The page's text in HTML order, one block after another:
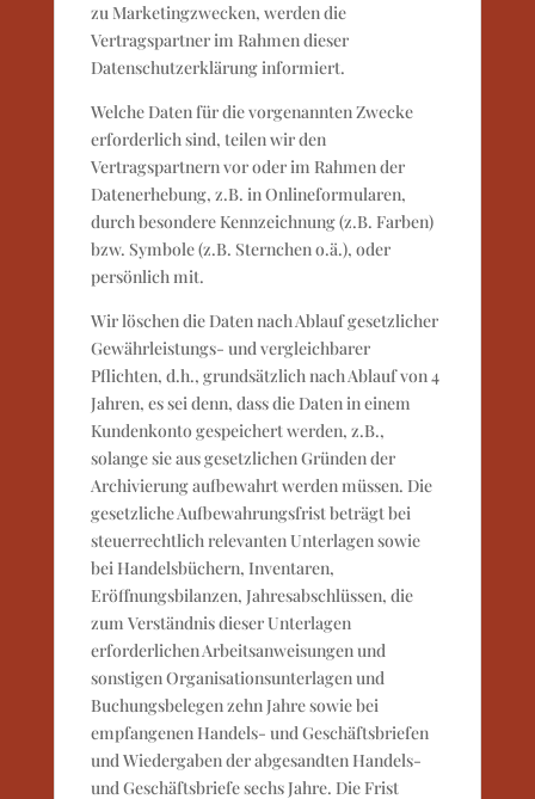
zu Marketingzwecken, werden die
Vertragspartner im Rahmen dieser
Datenschutzerklärung informiert.
Welche Daten für die vorgenannten Zwecke
erforderlich sind, teilen wir den
Vertragspartnern vor oder im Rahmen der
Datenerhebung, z.B. in Onlineformularen,
durch besondere Kennzeichnung (z.B. Farben)
bzw. Symbole (z.B. Sternchen o.ä.), oder
persönlich mit.
Wir löschen die Daten nach Ablauf gesetzlicher
Gewährleistungs- und vergleichbarer
Pflichten, d.h., grundsätzlich nach Ablauf von 4
Jahren, es sei denn, dass die Daten in einem
Kundenkonto gespeichert werden, z.B.,
solange sie aus gesetzlichen Gründen der
Archivierung aufbewahrt werden müssen. Die
gesetzliche Aufbewahrungsfrist beträgt bei
steuerrechtlich relevanten Unterlagen sowie
bei Handelsbüchern, Inventaren,
Eröffnungsbilanzen, Jahresabschlüssen, die
zum Verständnis dieser Unterlagen
erforderlichen Arbeitsanweisungen und
sonstigen Organisationsunterlagen und
Buchungsbelegen zehn Jahre sowie bei
empfangenen Handels- und Geschäftsbriefen
und Wiedergaben der abgesandten Handels-
und Geschäftsbriefe sechs Jahre. Die Frist